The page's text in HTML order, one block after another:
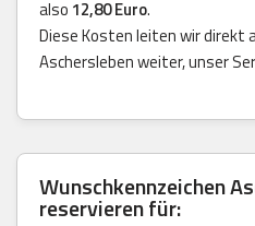
also 12,80 Euro.
Diese Kosten leiten wir direkt
Aschersleben weiter, unser
Wunschkennzeichen
reservieren für: